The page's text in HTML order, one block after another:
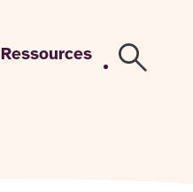
Ressources